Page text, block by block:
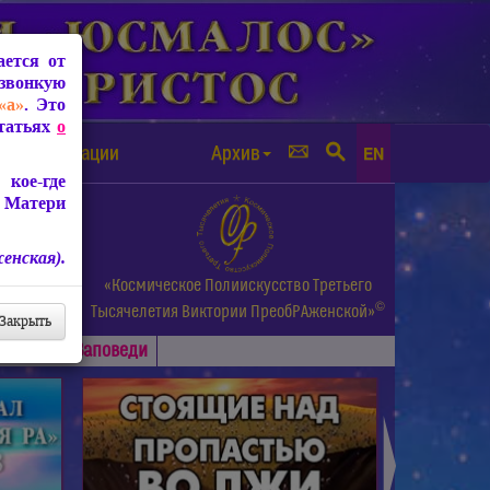
от чипизации Архив EN
«Космическое Полиискусство Третьего
Тысячелетия Виктории ПреобРАженской»©
Заповеди
от
. Это
о
где
Закрыть